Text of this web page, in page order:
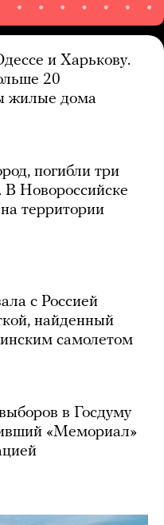
и Харькову.
20
жилые дома
погибли три
В Новороссийске
территории
с Россией
найденный
самолетом
в Госдуму
«Мемориал»